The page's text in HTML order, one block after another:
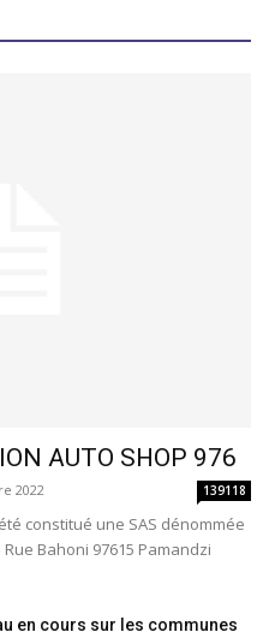
AUTO SHOP 976
2022 139118
constitué une SAS dénommée
Rue Bahoni 97615 Pamandzi
en cours sur les communes